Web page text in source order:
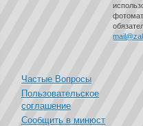
Частые Вопросы
Пользовательское
соглашение
Сообщить в минюст